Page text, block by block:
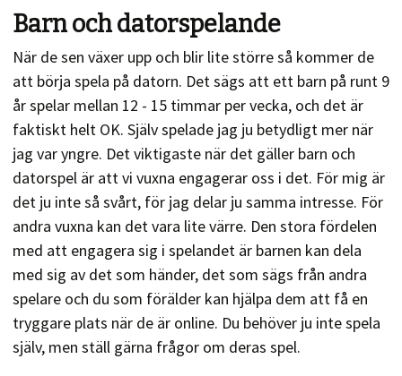
Barn och datorspelande
När de sen växer upp och blir lite större så kommer de
att börja spela på datorn. Det sägs att ett barn på runt 9
år spelar mellan 12 - 15 timmar per vecka, och det är
faktiskt helt OK. Själv spelade jag ju betydligt mer när
jag var yngre. Det viktigaste när det gäller barn och
datorspel är att vi vuxna engagerar oss i det. För mig är
det ju inte så svårt, för jag delar ju samma intresse. För
andra vuxna kan det vara lite värre. Den stora fördelen
med att engagera sig i spelandet är barnen kan dela
med sig av det som händer, det som sägs från andra
spelare och du som förälder kan hjälpa dem att få en
tryggare plats när de är online. Du behöver ju inte spela
själv, men ställ gärna frågor om deras spel.